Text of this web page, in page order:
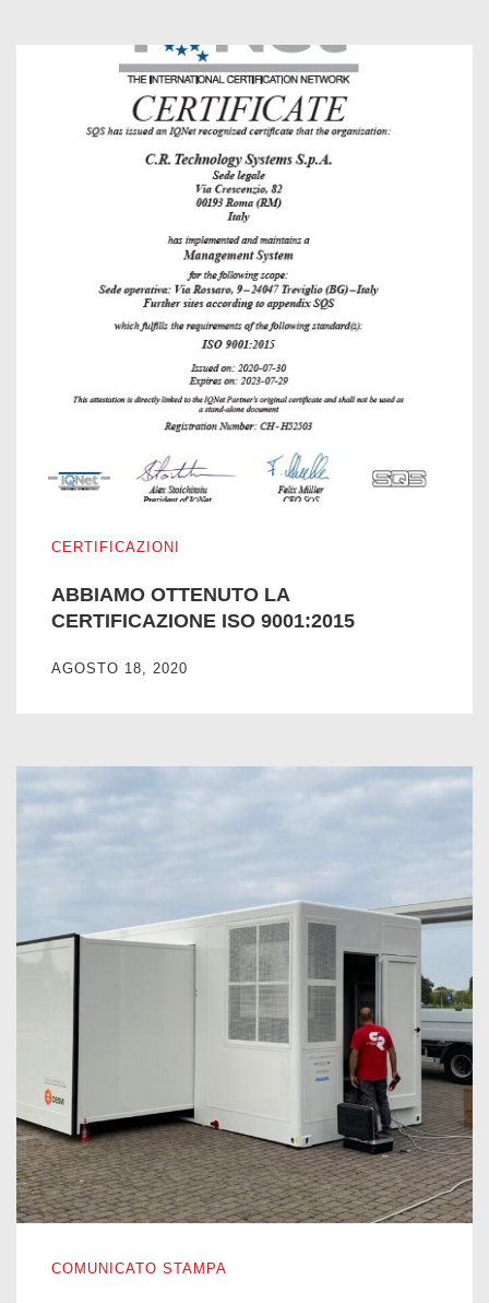
CERTIFICAZIONI
ABBIAMO OTTENUTO LA
CERTIFICAZIONE ISO 9001:2015
AGOSTO 18, 2020
COMUNICATO STAMPA